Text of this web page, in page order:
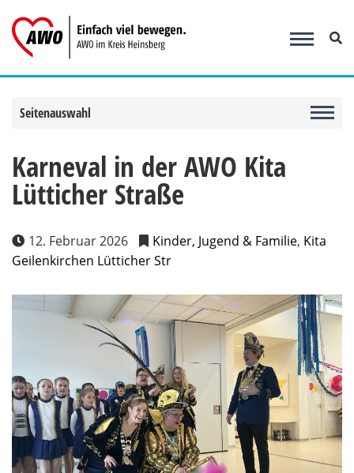
Inhalt
springen
Seitenauswahl
Karneval in der AWO Kita
Lütticher Straße
12. Februar 2026 Kinder, Jugend & Familie, Kita
Geilenkirchen Lütticher Str